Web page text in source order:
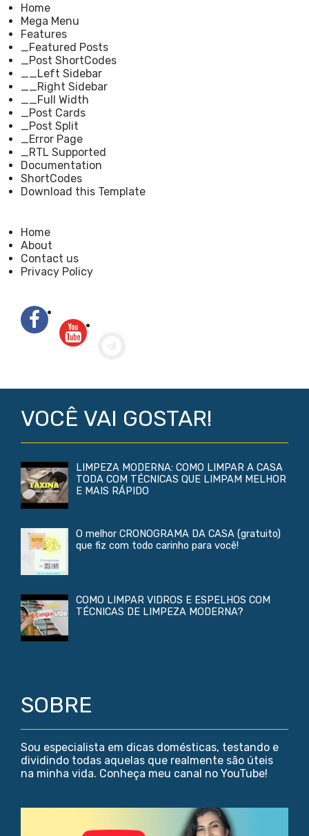
Home
Mega Menu
Features
_Featured Posts
_Post ShortCodes
__Left Sidebar
__Right Sidebar
__Full Width
_Post Cards
_Post Split
_Error Page
_RTL Supported
Documentation
ShortCodes
Download this Template
Home
About
Contact us
Privacy Policy
VOCÊ VAI GOSTAR!
LIMPEZA MODERNA: COMO LIMPAR A CASA
TODA COM TÉCNICAS QUE LIMPAM MELHOR
E MAIS RÁPIDO
O melhor CRONOGRAMA DA CASA (gratuito)
que fiz com todo carinho para você!
COMO LIMPAR VIDROS E ESPELHOS COM
TÉCNICAS DE LIMPEZA MODERNA?
SOBRE
Sou especialista em dicas domésticas, testando e
dividindo todas aquelas que realmente são úteis
na minha vida. Conheça meu canal no YouTube!